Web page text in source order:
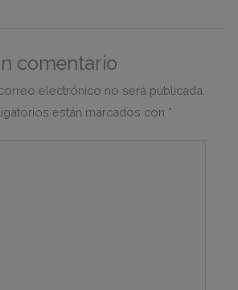
comentario
electrónico no será publicada.
están marcados con *